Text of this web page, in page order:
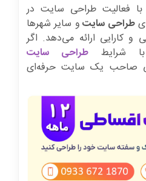
فعالیت طراحی سایت در
طراحی سایتو سایر شهرها
و کارایی ارائه می‌دهد. اگر
شرایط طراحی سایت
صاحب یک سایت حرفه‌ای